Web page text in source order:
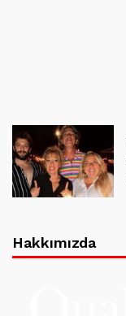
Hakkımızda